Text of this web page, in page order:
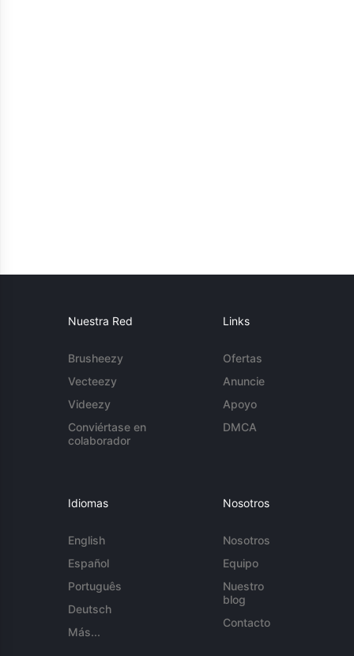
Nuestra Red
Brusheezy
Vecteezy
Videezy
Conviértase en
colaborador
Links
Ofertas
Anuncie
Apoyo
DMCA
Idiomas
English
Español
Português
Deutsch
Más...
Nosotros
Nosotros
Equipo
Nuestro
blog
Contacto